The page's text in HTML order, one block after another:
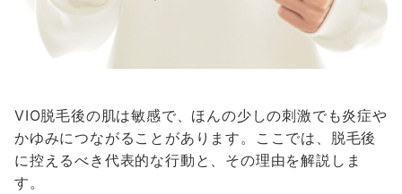
VIO脱毛後の肌は敏感で、ほんの少しの刺激でも炎症や
かゆみにつながることがあります。ここでは、脱毛後
に控えるべき代表的な行動と、その理由を解説しま
す。